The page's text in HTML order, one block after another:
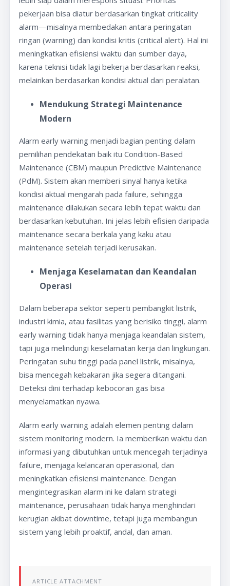
pekerjaan bisa diatur berdasarkan tingkat criticality
alarm—misalnya membedakan antara peringatan
ringan (warning) dan kondisi kritis (critical alert). Hal ini
meningkatkan efisiensi waktu dan sumber daya,
karena teknisi tidak lagi bekerja berdasarkan reaksi,
melainkan berdasarkan kondisi aktual dari peralatan.
Mendukung Strategi Maintenance
Modern
Alarm early warning menjadi bagian penting dalam
pemilihan pendekatan baik itu Condition-Based
Maintenance (CBM) maupun Predictive Maintenance
(PdM). Sistem akan memberi sinyal hanya ketika
kondisi aktual mengarah pada failure, sehingga
maintenance dilakukan secara lebih tepat waktu dan
berdasarkan kebutuhan. Ini jelas lebih efisien daripada
maintenance secara berkala yang kaku atau
maintenance setelah terjadi kerusakan.
Menjaga Keselamatan dan Keandalan
Operasi
Dalam beberapa sektor seperti pembangkit listrik,
industri kimia, atau fasilitas yang berisiko tinggi, alarm
early warning tidak hanya menjaga keandalan sistem,
tapi juga melindungi keselamatan kerja dan lingkungan.
Peringatan suhu tinggi pada panel listrik, misalnya,
bisa mencegah kebakaran jika segera ditangani.
Deteksi dini terhadap kebocoran gas bisa
menyelamatkan nyawa.
Alarm early warning adalah elemen penting dalam
sistem monitoring modern. Ia memberikan waktu dan
informasi yang dibutuhkan untuk mencegah terjadinya
failure, menjaga kelancaran operasional, dan
meningkatkan efisiensi maintenance. Dengan
mengintegrasikan alarm ini ke dalam strategi
maintenance, perusahaan tidak hanya menghindari
kerugian akibat downtime, tetapi juga membangun
sistem yang lebih proaktif, andal, dan aman.
ARTICLE ATTACHMENT